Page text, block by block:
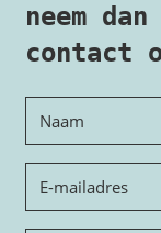
neem
contact
mailadres